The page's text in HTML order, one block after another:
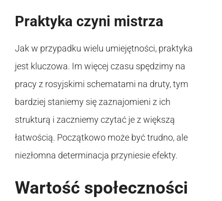
Praktyka czyni mistrza
Jak w przypadku wielu umiejętności, praktyka
jest kluczowa. Im więcej czasu spędzimy na
pracy z rosyjskimi schematami na druty, tym
bardziej staniemy się zaznajomieni z ich
strukturą i zaczniemy czytać je z większą
łatwością. Początkowo może być trudno, ale
niezłomna determinacja przyniesie efekty.
Wartość społeczności